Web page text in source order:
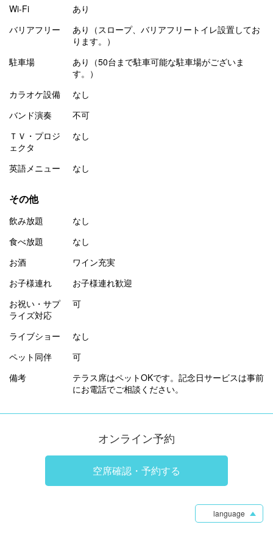
Wi-Fi
あり
バリアフリー
あり（スロープ、バリアフリートイレ設置してお
ります。）
駐車場
あり（50台まで駐車可能な駐車場がございま
す。）
カラオケ設備
なし
バンド演奏
不可
ＴＶ・プロジ
ェクタ
なし
英語メニュー なし
その他
飲み放題
なし
食べ放題
なし
お酒
ワイン充実
お子様連れ
お子様連れ歓迎
お祝い・サプ
ライズ対応
可
ライブショー
なし
ペット同伴
可
備考
テラス席はペットOKです。記念日サービスは事前
にお電話でご相談ください。
オンライン予約
空席確認・予約する
language